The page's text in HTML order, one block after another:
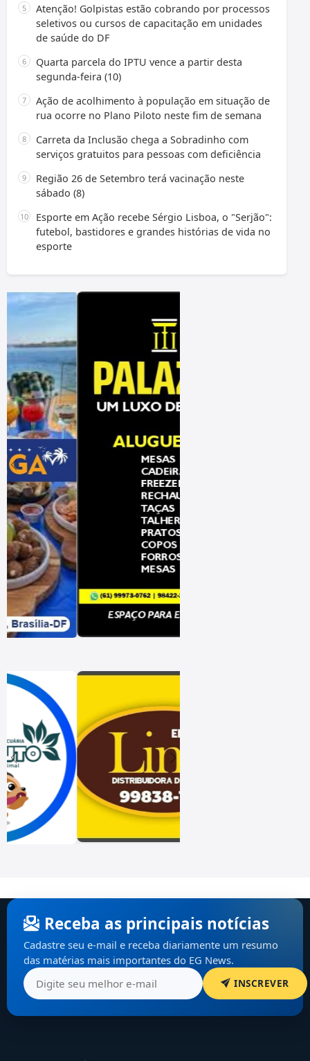
Atenção! Golpistas estão cobrando por processos
seletivos ou cursos de capacitação em unidades
de saúde do DF
Quarta parcela do IPTU vence a partir desta
segunda-feira (10)
Ação de acolhimento à população em situação de
rua ocorre no Plano Piloto neste fim de semana
Carreta da Inclusão chega a Sobradinho com
serviços gratuitos para pessoas com deficiência
Região 26 de Setembro terá vacinação neste
sábado (8)
Esporte em Ação recebe Sérgio Lisboa, o "Serjão":
futebol, bastidores e grandes histórias de vida no
esporte
Receba as principais notícias
Cadastre seu e-mail e receba diariamente um resumo
das matérias mais importantes do EG News.
INSCREVER